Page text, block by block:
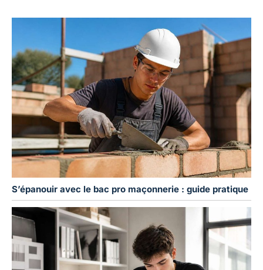
S’épanouir avec le bac pro maçonnerie : guide pratique